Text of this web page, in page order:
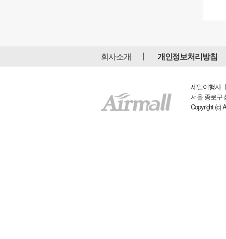
회사소개 개인정보처리방침
세일여행사
서울 종로구
Copyright (c)